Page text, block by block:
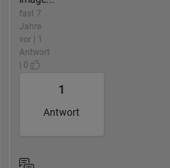
fast 7
Jahre
vor | 1
Antwort
| 0
1
Antwort